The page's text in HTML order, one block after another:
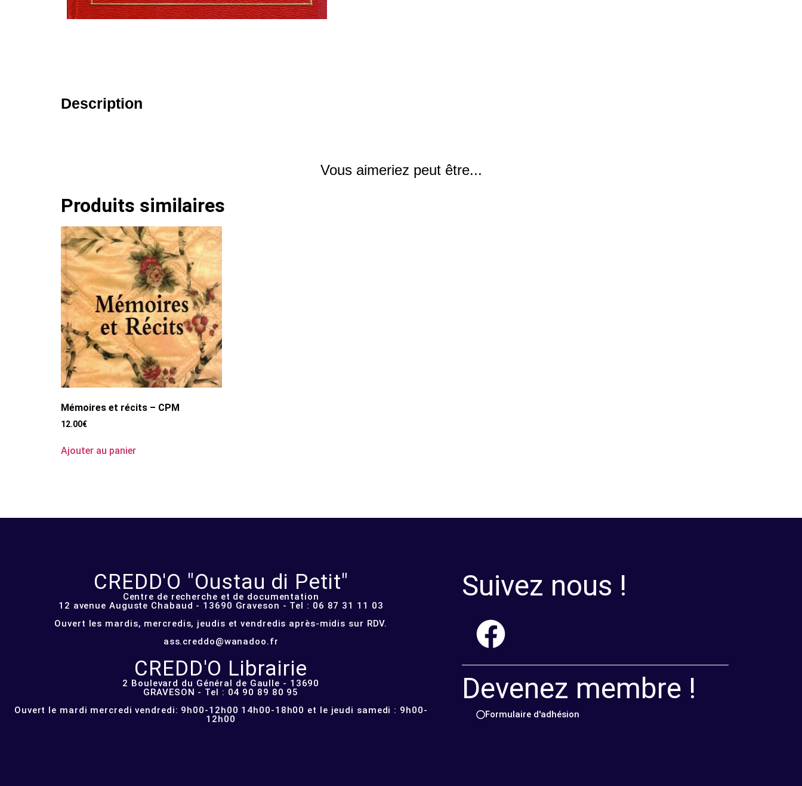
Description
Vous aimeriez peut être...
Produits similaires
Mémoires et récits – CPM
12.00€
Ajouter au panier
CREDD'O "Oustau di Petit"
Centre de recherche et de documentation
12 avenue Auguste Chabaud - 13690 Graveson - Tel : 06 87 31 11 03
Ouvert les mardis, mercredis, jeudis et vendredis après-midis sur RDV.
ass.creddo@wanadoo.fr
CREDD'O Librairie
2 Boulevard du Général de Gaulle - 13690
GRAVESON - Tel : 04 90 89 80 95
Ouvert le mardi mercredi vendredi: 9h00-12h00 14h00-18h00 et le jeudi samedi : 9h00-
12h00
Suivez nous !
Devenez membre !
Formulaire d'adhésion